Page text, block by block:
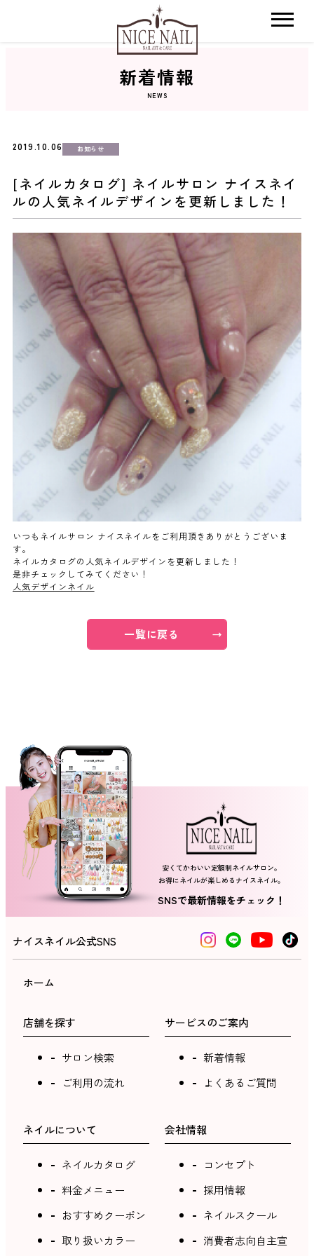
おすすめクーポン
料金メニュー
コンセプト
よくあるご質問
ご利用の流れ
取り扱いカラー
ネイル用語
消費者志向自主宣言
新着情報
採用情報
新着情報
NEWS
2019.10.06 お知らせ
[ネイルカタログ] ネイルサロン ナイスネイ
ルの人気ネイルデザインを更新しました！
いつもネイルサロン ナイスネイルをご利用頂きありがとうございま
す。
ネイルカタログの人気ネイルデザインを更新しました！
是非チェックしてみてください！
人気デザインネイル
一覧に戻る
安くてかわいい定額制ネイルサロン。
お得にネイルが楽しめるナイスネイル。
SNSで最新情報をチェック！
ナイスネイル公式SNS
ホーム
店舗を探す
サロン検索
ご利用の流れ
サービスのご案内
新着情報
よくあるご質問
ネイルについて
ネイルカタログ
料金メニュー
おすすめクーポン
取り扱いカラー
会社情報
コンセプト
採用情報
ネイルスクール
消費者志向自主宣